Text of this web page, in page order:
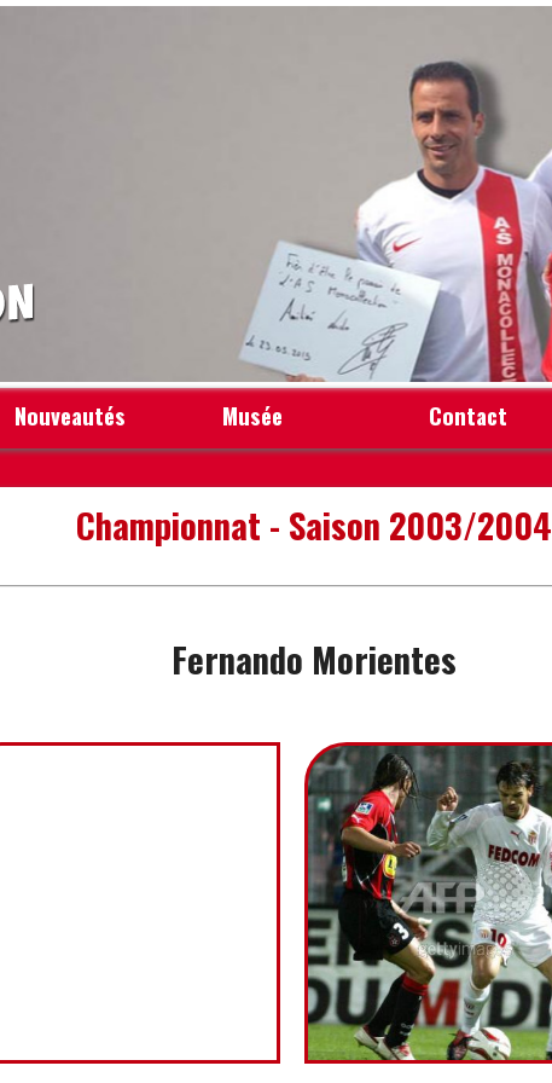
Nouveautés Musée Contact
Championnat - Saison 2003/2004
Fernando Morientes